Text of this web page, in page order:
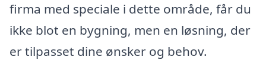
firma med speciale i dette område, får du
ikke blot en bygning, men en løsning, der
er tilpasset dine ønsker og behov.